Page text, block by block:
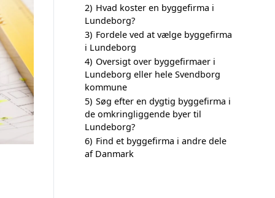
2) Hvad koster en byggefirma i
Lundeborg?
3) Fordele ved at vælge byggefirma
i Lundeborg
4) Oversigt over byggefirmaer i
Lundeborg eller hele Svendborg
kommune
5) Søg efter en dygtig byggefirma i
de omkringliggende byer til
Lundeborg?
6) Find et byggefirma i andre dele
af Danmark